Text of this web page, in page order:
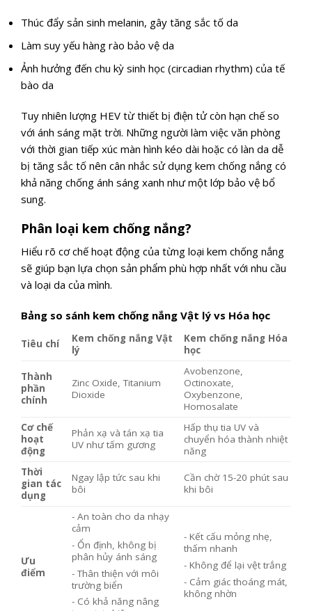
Thúc đẩy sản sinh melanin, gây tăng sắc tố da
Làm suy yếu hàng rào bảo vệ da
Ảnh hưởng đến chu kỳ sinh học (circadian rhythm) của tế
bào da
Tuy nhiên lượng HEV từ thiết bị điện tử còn hạn chế so
với ánh sáng mặt trời. Những người làm việc văn phòng
với thời gian tiếp xúc màn hình kéo dài hoặc có làn da dễ
bị tăng sắc tố nên cân nhắc sử dụng kem chống nắng có
khả năng chống ánh sáng xanh như một lớp bảo vệ bổ
sung.
Phân loại kem chống nắng?
Hiểu rõ cơ chế hoạt động của từng loại kem chống nắng
sẽ giúp bạn lựa chọn sản phẩm phù hợp nhất với nhu cầu
và loại da của mình.
Bảng so sánh kem chống nắng Vật lý vs Hóa học
Tiêu chí
Kem chống nắng Vật
lý
Kem chống nắng Hóa
học
Thành
phần
chính
Zinc Oxide, Titanium
Dioxide
Avobenzone,
Octinoxate,
Oxybenzone,
Homosalate
Cơ chế
hoạt
động
Phản xạ và tán xạ tia
UV như tấm gương
Hấp thụ tia UV và
chuyển hóa thành nhiệt
năng
Thời
gian tác
dụng
Ngay lập tức sau khi
bôi
Cần chờ 15-20 phút sau
khi bôi
Ưu
điểm
- An toàn cho da nhạy
cảm
- Ổn định, không bị
phân hủy ánh sáng
- Thân thiện với môi
trường biển
- Có khả năng nâng
- Kết cấu mỏng nhẹ,
thấm nhanh
- Không để lại vệt trắng
- Cảm giác thoáng mát,
không nhờn